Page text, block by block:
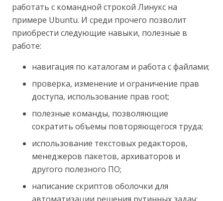
работать с командной строкой Линукс на
примере Ubuntu. И среди прочего позволит
приобрести следующие навыки, полезные в
работе:
навигация по каталогам и работа с файлами;
проверка, изменение и ограничение прав
доступа, использование прав root;
полезные команды, позволяющие
сократить объемы повторяющегося труда;
использование текстовых редакторов,
менеджеров пакетов, архиваторов и
другого полезного ПО;
написание скриптов оболочки для